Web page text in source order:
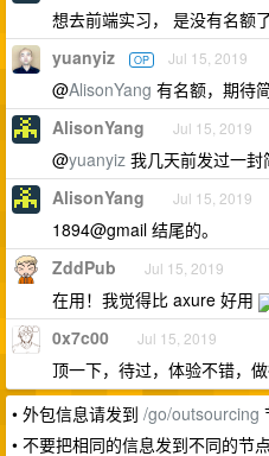
想去前端实习， 是没有名额
yuanyiz OP Jul 15, 2019
@AlisonYang 有名额，期待
AlisonYang Jul 15, 2019
@yuanyiz 我几天前发过一封
AlisonYang Jul 15, 2019
1894@gmail 结尾的。
ZddPub Jul 15, 2019
在用！我觉得比 axure 好用
0x7c00 Jul 15, 2019
顶一下，待过，体验不错，
• 外包信息请发到 /go/outsourcing
• 不要把相同的信息发到不同的节点